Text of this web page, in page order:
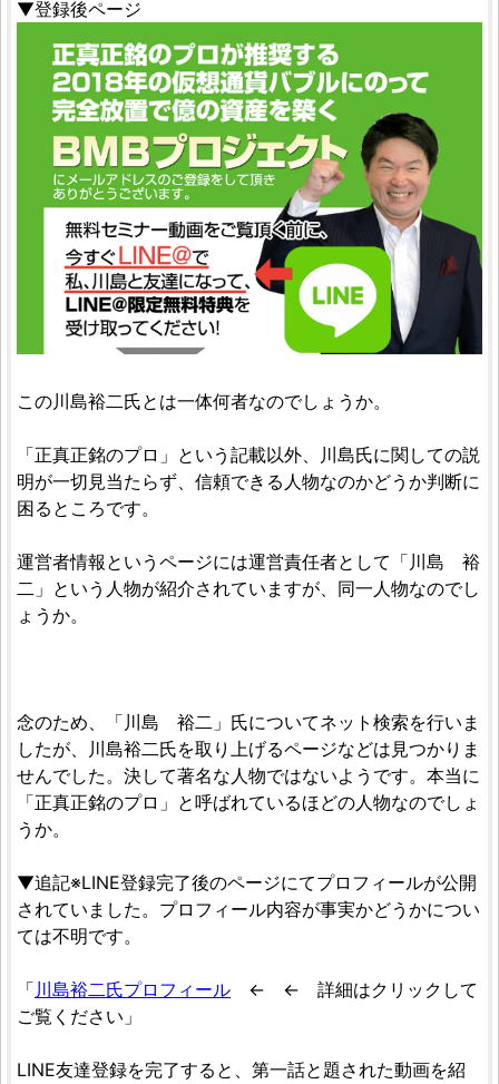
▼登録後ページ
この川島裕二氏とは一体何者なのでしょうか。
「正真正銘のプロ」という記載以外、川島氏に関しての説
明が一切見当たらず、信頼できる人物なのかどうか判断に
困るところです。
運営者情報というページには運営責任者として「川島 裕
二」という人物が紹介されていますが、同一人物なのでし
ょうか。
念のため、「川島 裕二」氏についてネット検索を行いま
したが、川島裕二氏を取り上げるページなどは見つかりま
せんでした。決して著名な人物ではないようです。本当に
「正真正銘のプロ」と呼ばれているほどの人物なのでしょ
うか。
▼追記※LINE登録完了後のページにてプロフィールが公開
されていました。プロフィール内容が事実かどうかについ
ては不明です。
「川島裕二氏プロフィール ← ← 詳細はクリックして
ご覧ください」
LINE友達登録を完了すると、第一話と題された動画を紹